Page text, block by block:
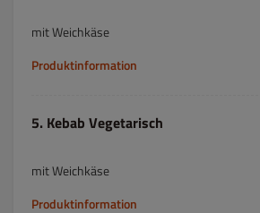
mit Weichkäse
Produktinformation
5. Kebab Vegetarisch
mit Weichkäse
Produktinformation